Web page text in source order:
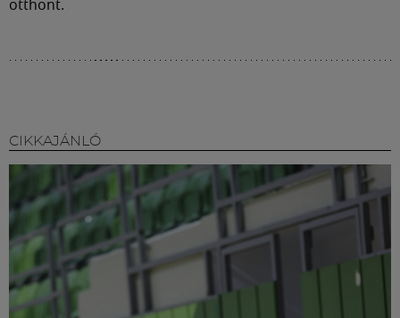
otthont.
CIKKAJÁNLÓ
English